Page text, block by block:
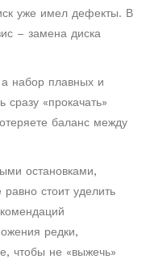
уже имел дефекты. В
– замена диска
набор плавных и
«прокачать»
баланс между
остановками,
равно стоит уделить
редки,
чтобы не «выжечь»